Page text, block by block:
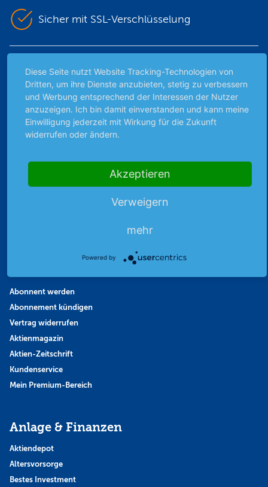
Sicher mit SSL-Verschlüsselung
Highlights
Archiv
Börsenbericht
Börsengerüchte
Börsengespräche
Favoriten
Abonnent werden
Abonnement kündigen
Vertrag widerrufen
Aktienmagazin
Aktien-Zeitschrift
Kundenservice
Mein Premium-Bereich
Anlage & Finanzen
Aktiendepot
Altersvorsorge
Bestes Investment
Diese Seite nutzt Website Tracking-Technologien von
Dritten, um ihre Dienste anzubieten, stetig zu verbessern
und Werbung entsprechend der Interessen der Nutzer
anzuzeigen. Ich bin damit einverstanden und kann meine
Einwilligung jederzeit mit Wirkung für die Zukunft
widerrufen oder ändern.
Akzeptieren
Verweigern
mehr
Powered by